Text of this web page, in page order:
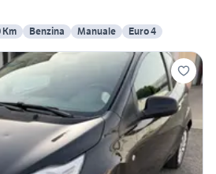
Km Benzina Manuale Euro 4